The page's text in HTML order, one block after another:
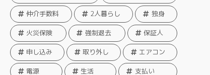
仲介手数料 2人暮らし 独身
火災保険 強制退去 保証人
申し込み 取り外し エアコン
電源 生活 支払い